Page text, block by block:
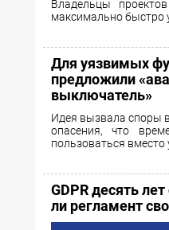
Владельцы
максимально быстро
Для уязвимых
предложили
выключатель»
Идея вызвала споры
опасения, что
пользоваться вместо
GDPR десять
ли регламент